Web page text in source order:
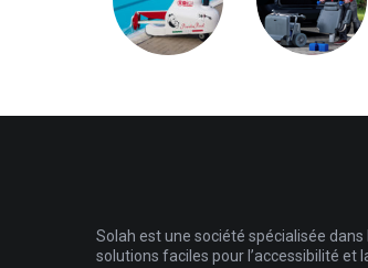
Solah est une société spécialisée
solutions faciles pour l’accessibilité et